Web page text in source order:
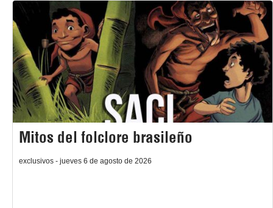
Mitos del folclore brasileño
exclusivos - jueves 6 de agosto de 2026